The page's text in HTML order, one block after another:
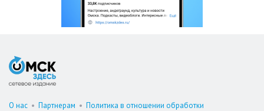
О нас • Партнерам • Политика в отношении обработки